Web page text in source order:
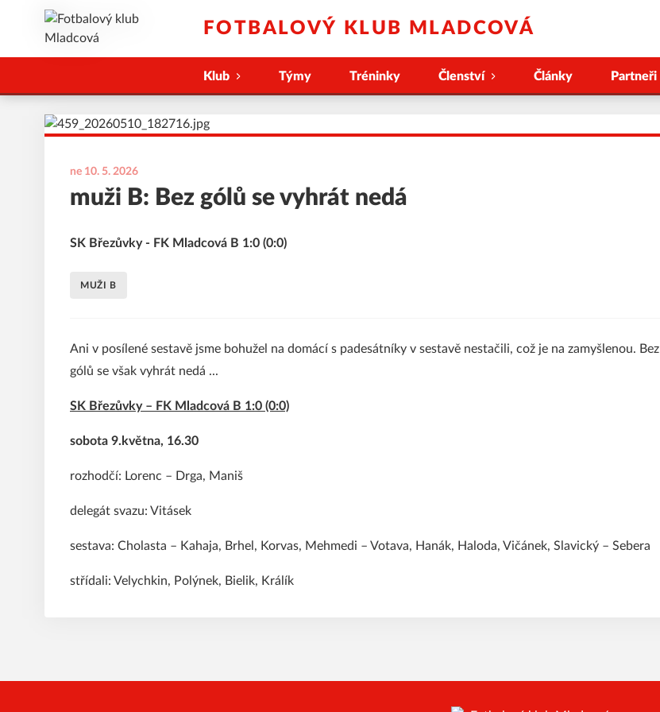
FOTBALOVÝ KLUB MLADCOVÁ
Klub Týmy Tréninky Členství Články Partneři
ne 10. 5. 2026
muži B: Bez gólů se vyhrát nedá
SK Březůvky - FK Mladcová B 1:0 (0:0)
MUŽI B
Ani v posílené sestavě jsme bohužel na domácí s padesátníky v sestavě nestačili, což je na zamyšlenou. Bez
gólů se však vyhrát nedá ...
SK Březůvky – FK Mladcová B 1:0 (0:0)
sobota 9.května, 16.30
rozhodčí: Lorenc – Drga, Maniš
delegát svazu: Vitásek
sestava: Cholasta – Kahaja, Brhel, Korvas, Mehmedi – Votava, Hanák, Haloda, Vičánek, Slavický – Sebera
střídali: Velychkin, Polýnek, Bielik, Králík